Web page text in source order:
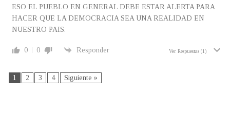
ESO EL PUEBLO EN GENERAL DEBE ESTAR ALERTA PARA
HACER QUE LA DEMOCRACIA SEA UNA REALIDAD EN
NUESTRO PAIS.
0 0 Responder Ver Respuestas (1)
1 2 3 4 Siguiente »